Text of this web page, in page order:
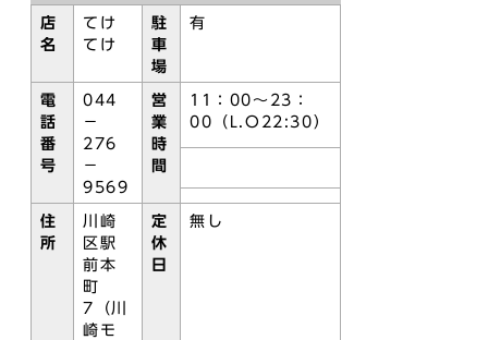
店
名
てけ
てけ
駐
車
場
有
電
話
番
号
044
－
276
－
9569
営
業
時
間
11：00～23：
00（L.O22:30）
住
所
川崎
区駅
前本
町
7（川
崎モ
定
休
日
無し